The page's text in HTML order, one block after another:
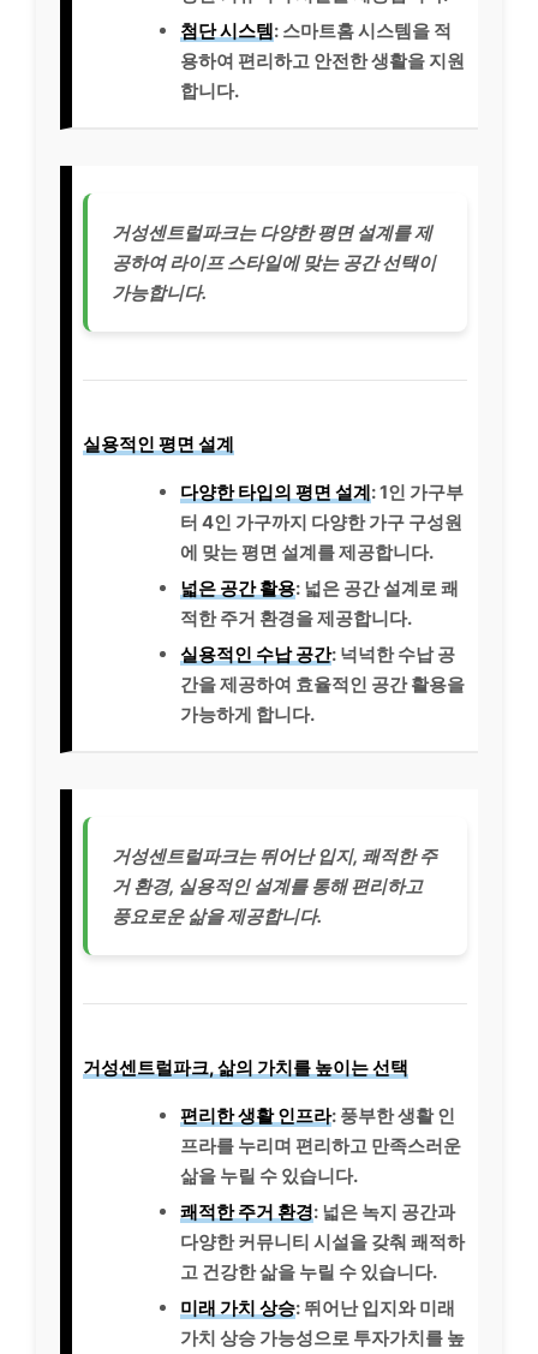
첨단 시스템: 스마트홈 시스템을 적
용하여 편리하고 안전한 생활을 지원
합니다.
거성센트럴파크는 다양한 평면 설계를 제
공하여 라이프 스타일에 맞는 공간 선택이
가능합니다.
실용적인 평면 설계
다양한 타입의 평면 설계: 1인 가구부
터 4인 가구까지 다양한 가구 구성원
에 맞는 평면 설계를 제공합니다.
넓은 공간 활용: 넓은 공간 설계로 쾌
적한 주거 환경을 제공합니다.
실용적인 수납 공간: 넉넉한 수납 공
간을 제공하여 효율적인 공간 활용을
가능하게 합니다.
거성센트럴파크는 뛰어난 입지, 쾌적한 주
거 환경, 실용적인 설계를 통해 편리하고
풍요로운 삶을 제공합니다.
거성센트럴파크, 삶의 가치를 높이는 선택
편리한 생활 인프라: 풍부한 생활 인
프라를 누리며 편리하고 만족스러운
삶을 누릴 수 있습니다.
쾌적한 주거 환경: 넓은 녹지 공간과
다양한 커뮤니티 시설을 갖춰 쾌적하
고 건강한 삶을 누릴 수 있습니다.
미래 가치 상승: 뛰어난 입지와 미래
가치 상승 가능성으로 투자가치를 높